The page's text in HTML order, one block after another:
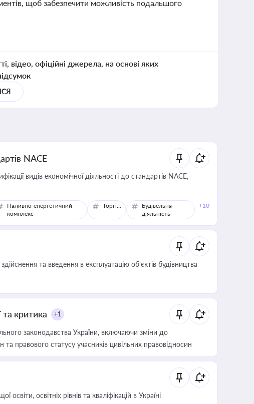
щоб забезпечити можливість подальшого
відео, офіційні джерела, на основі яких
NACE
видів економічної діяльності до стандартів NACE,
Паливно-енергетичний
комплекс
Торгівля
Будівельна
діяльність
+10
та введення в експлуатацію об’єктів будівництва
критика +1
законодавства України, включаючи зміни до
правового статусу учасників цивільних правовідносин
освітніх рівнів та кваліфікацій в Україні